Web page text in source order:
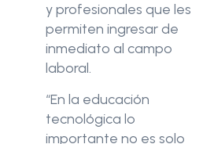
y profesionales que les
permiten ingresar de
inmediato al campo
laboral.
“En la educación
tecnológica lo
importante no es solo